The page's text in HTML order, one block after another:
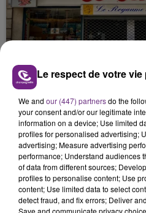
LE MAGASIN
SES PORTES
C'était l'une des
rémois. Le magasin
fermer ses portes.
TITRES DIFFUSÉS
10h30
10h30
Le respect de votre
We and our (447) partnersdo the
your consent and/or our legitimate
information on a device; Use limited
profiles for personalised advertising;
advertising; Measure advertising
performance; Understand audiences
of data from different sources;
profiles to personalise content; Use
content; Use limited data to select
detect fraud, and fix errors; Deliver
Save and communicate privacy